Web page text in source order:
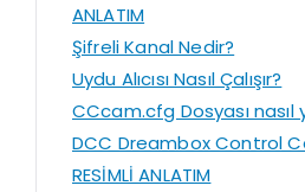
ANLATIM
Şifreli Kanal Nedir?
Uydu Alıcısı Nasıl Çalışır?
CCcam.cfg Dosyası nasıl
DCC Dreambox Control
RESİMLİ ANLATIM